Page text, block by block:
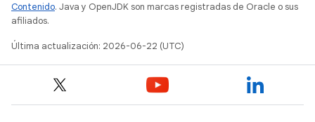
Contenido. Java y OpenJDK son marcas registradas de Oracle o sus
afiliados.
Última actualización: 2026-06-22 (UTC)